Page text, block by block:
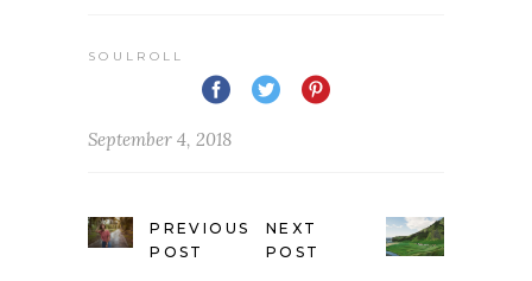
SOULROLL
September 4, 2018
PREVIOUS
POST
NEXT
POST